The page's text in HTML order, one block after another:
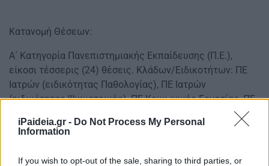
iPaideia.gr - Do Not Process My Personal
Information
If you wish to opt-out of the sale, sharing to third parties, or
Κατανομή Θέσεων:
Α΄ Κατηγορία Πανεπιστημιακής Εκπαίδευσης (Π.Ε.),
είκοσι τέσσερις (24) θέσεις. Κλάδων/Ειδικοτήτων: ΠΕ
Ιατρών (ειδικότητας Παθολογίας), ΠΕ Ιατρών
(ειδικότητας Ψυχιατρικής), ΠΕ Κοινωνικής Εργασίας, ΠΕ
θέσεις. Κλάδων/Ειδικοτήτων: ΤΕ Υγείας και Πρόνοιας –